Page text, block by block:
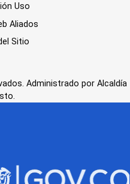
Uso
Aliados
Sitio
Administrado por Alcaldía